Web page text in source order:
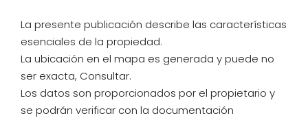
La presente publicación describe las características
esenciales de la propiedad.
La ubicación en el mapa es generada y puede no
ser exacta, Consultar.
Los datos son proporcionados por el propietario y
se podrán verificar con la documentación